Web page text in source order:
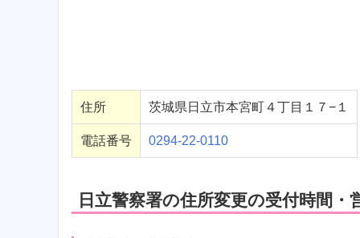
住所 茨城県日立市本宮町４丁目１７−１
電話番号 0294-22-0110
日立警察署の住所変更の受付時間・